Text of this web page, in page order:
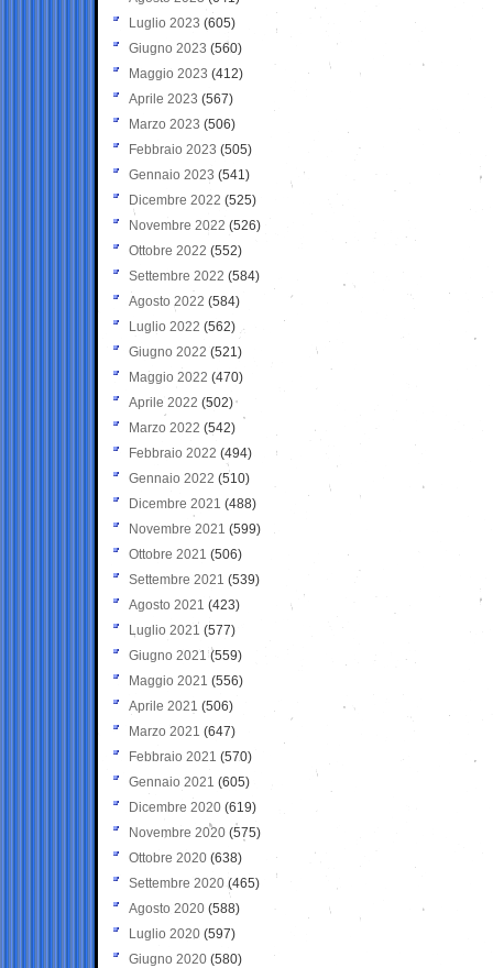
Luglio 2023 (605)
Giugno 2023 (560)
Maggio 2023 (412)
Aprile 2023 (567)
Marzo 2023 (506)
Febbraio 2023 (505)
Gennaio 2023 (541)
Dicembre 2022 (525)
Novembre 2022 (526)
Ottobre 2022 (552)
Settembre 2022 (584)
Agosto 2022 (584)
Luglio 2022 (562)
Giugno 2022 (521)
Maggio 2022 (470)
Aprile 2022 (502)
Marzo 2022 (542)
Febbraio 2022 (494)
Gennaio 2022 (510)
Dicembre 2021 (488)
Novembre 2021 (599)
Ottobre 2021 (506)
Settembre 2021 (539)
Agosto 2021 (423)
Luglio 2021 (577)
Giugno 2021(559)
Maggio 2021 (556)
Aprile 2021 (506)
Marzo 2021 (647)
Febbraio 2021 (570)
Gennaio 2021 (605)
Dicembre 2020 (619)
Novembre 2020 (575)
Ottobre 2020 (638)
Settembre 2020(465)
Agosto 2020 (588)
Luglio 2020 (597)
Giugno 2020 (580)